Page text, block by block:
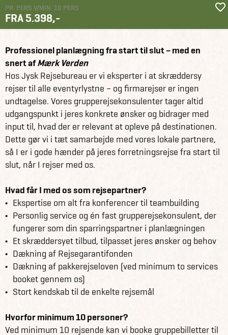
PR. PERS V/MIN. 10 PERS
FRA 5.398,-
Professionel planlægning fra start til slut – med en
snert afMærk Verden
Hos Jysk Rejsebureau er vi eksperter i at skræddersy
rejser til alle eventyrlystne – og firmarejser er ingen
undtagelse. Vores grupperejsekonsulenter tager altid
udgangspunkt i jeres konkrete ønsker og bidrager med
input til, hvad der er relevant at opleve på destinationen.
Dette gør vi i tæt samarbejde med vores lokale partnere,
så I er i gode hænder på jeres forretningsrejse fra start til
slut, når I rejser med os.
Hvad får I med os som rejsepartner?
Ekspertise om alt fra konferencer til teambuilding
Personlig service og én fast grupperejsekonsulent, der
fungerer som din sparringspartner i planlægningen
Et skræddersyet tilbud, tilpasset jeres ønsker og behov
Dækning af Rejsegarantifonden
Dækning af pakkerejseloven (ved minimum to services
booket gennem os)
Stort kendskab til de enkelte rejsemål
Hvorfor minimum 10 personer?
Ved minimum 10 rejsende kan vi booke gruppebilletter til